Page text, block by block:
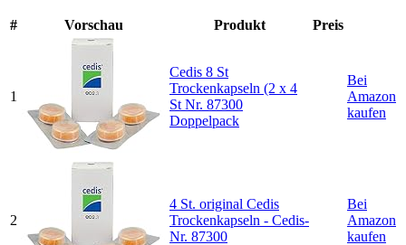
# Vorschau Produkt Preis
1
Cedis 8 St
Trockenkapseln (2 x 4
St Nr. 87300
Doppelpack
Bei
Amazon
kaufen
2
4 St. original Cedis
Trockenkapseln - Cedis-
Nr. 87300
Bei
Amazon
kaufen